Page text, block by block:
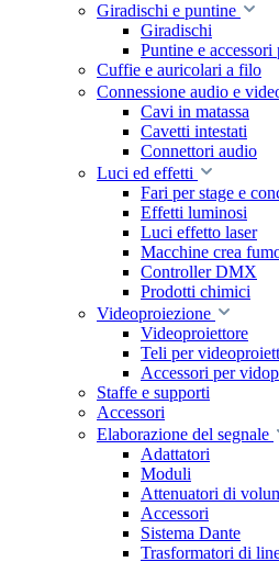
Giradischi e puntine
Giradischi
Puntine e accessori
Cuffie e auricolari a filo
Connessione audio e
Cavi in matassa
Cavetti intestati
Connettori audio
Luci ed effetti
Fari per stage e
Effetti luminosi
Luci effetto laser
Macchine crea
Controller DMX
Prodotti chimici
Videoproiezione
Videoproiettore
Teli per
Accessori per
Staffe e supporti
Accessori
Elaborazione del segnale
Adattatori
Moduli
Attenuatori di
Accessori
Sistema Dante
Trasformatori di